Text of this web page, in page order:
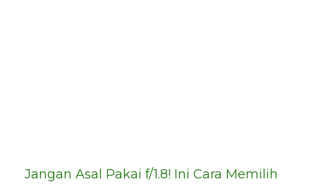
Jangan Asal Pakai f/1.8! Ini Cara Memilih